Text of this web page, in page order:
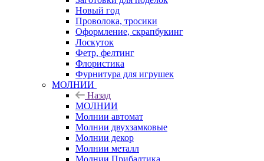
Новый год
Проволока, тросики
Оформление, скрапбукинг
Лоскуток
Фетр, фелтинг
Флористика
Фурнитура для игрушек
МОЛНИИ
Назад
МОЛНИИ
Молнии автомат
Молнии двухзамковые
Молнии декор
Молнии металл
Молнии Прибалтика